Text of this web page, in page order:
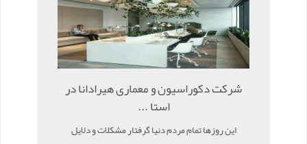
شرکت دکوراسیون و معماری هیرادانا در
استا ...
این روزها تمام مردم دنیا گرفتار مشکلات و دلایل